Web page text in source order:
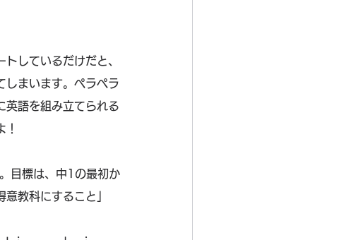
しているだけだと、
しまいます。ペラペラ
英語を組み立てられる
目標は、中1の最初か
教科にすること」